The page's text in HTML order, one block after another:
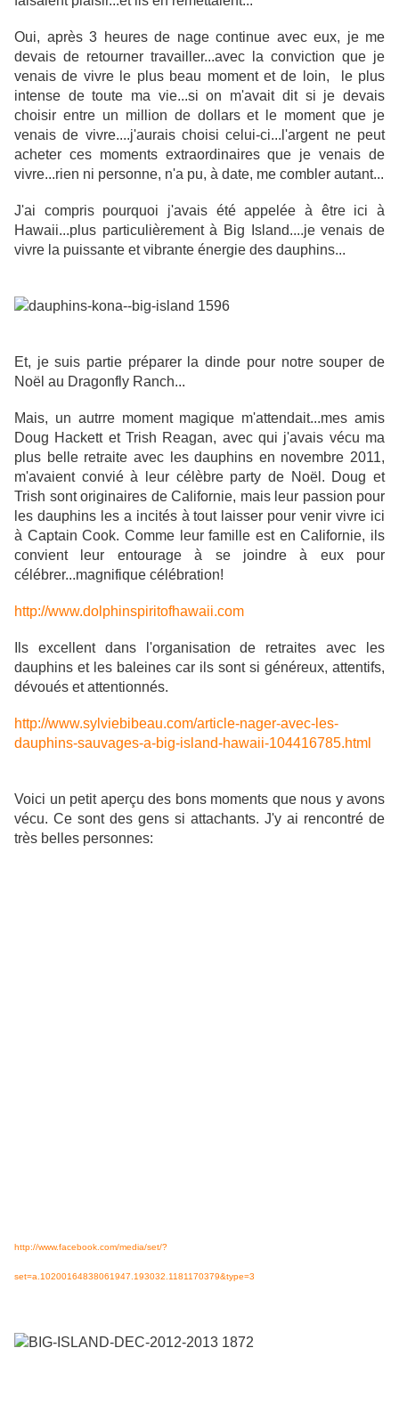
Oui, après 3 heures de nage continue avec eux, je me
devais de retourner travailler...avec la conviction que je
venais de vivre le plus beau moment et de loin, le plus
intense de toute ma vie...si on m'avait dit si je devais
choisir entre un million de dollars et le moment que je
venais de vivre....j'aurais choisi celui-ci...l'argent ne peut
acheter ces moments extraordinaires que je venais de
vivre...rien ni personne, n'a pu, à date, me combler autant...
J'ai compris pourquoi j'avais été appelée à être ici à
Hawaii...plus particulièrement à Big Island....je venais de
vivre la puissante et vibrante énergie des dauphins...
Et, je suis partie préparer la dinde pour notre souper de
Noël au Dragonfly Ranch...
Mais, un autrre moment magique m'attendait...mes amis
Doug Hackett et Trish Reagan, avec qui j'avais vécu ma
plus belle retraite avec les dauphins en novembre 2011,
m'avaient convié à leur célèbre party de Noël. Doug et
Trish sont originaires de Californie, mais leur passion pour
les dauphins les a incités à tout laisser pour venir vivre ici
à Captain Cook. Comme leur famille est en Californie, ils
convient leur entourage à se joindre à eux pour
célébrer...magnifique célébration!
http://www.dolphinspiritofhawaii.com
Ils excellent dans l'organisation de retraites avec les
dauphins et les baleines car ils sont si généreux, attentifs,
dévoués et attentionnés.
http://www.sylviebibeau.com/article-nager-avec-les-
dauphins-sauvages-a-big-island-hawaii-104416785.html
Voici un petit aperçu des bons moments que nous y avons
vécu. Ce sont des gens si attachants. J'y ai rencontré de
très belles personnes:
http://www.facebook.com/media/set/?
set=a.10200164838061947.193032.1181170379&type=3